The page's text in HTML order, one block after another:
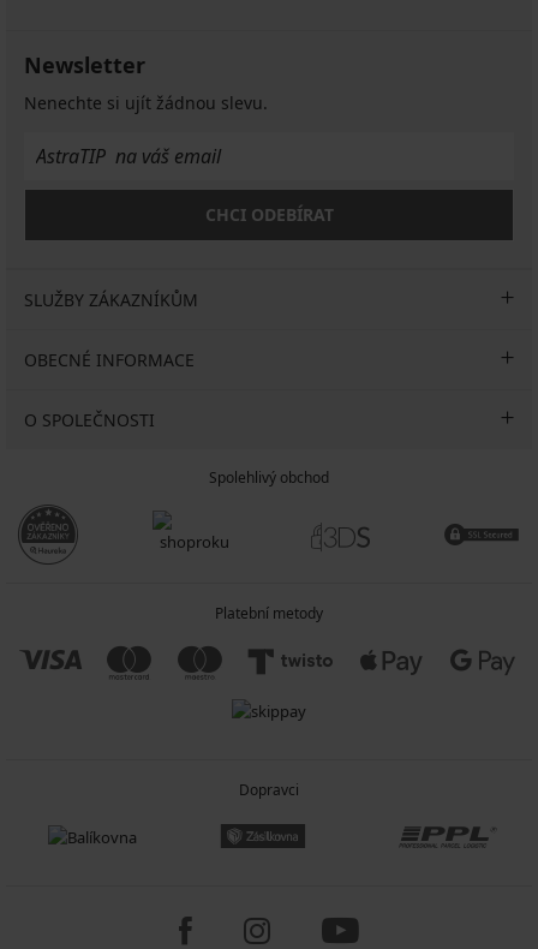
Newsletter
Nenechte si ujít žádnou slevu.
CHCI ODEBÍRAT
SLUŽBY ZÁKAZNÍKŮM
OBECNÉ INFORMACE
O SPOLEČNOSTI
Spolehlivý obchod
Platební metody
Dopravci